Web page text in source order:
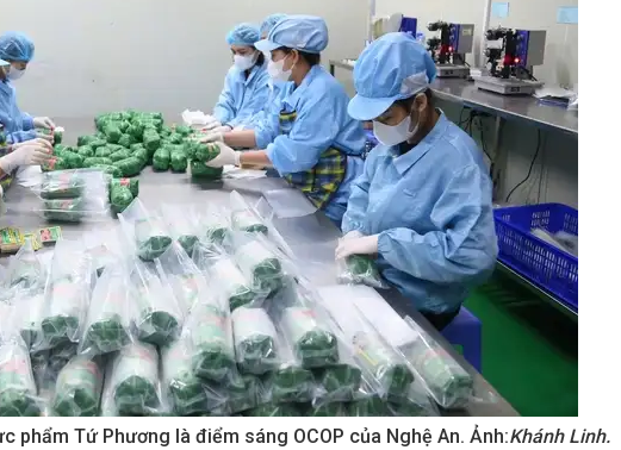
phẩm Tứ Phương là điểm sáng OCOP của Nghệ An. Ảnh:Khánh Linh.